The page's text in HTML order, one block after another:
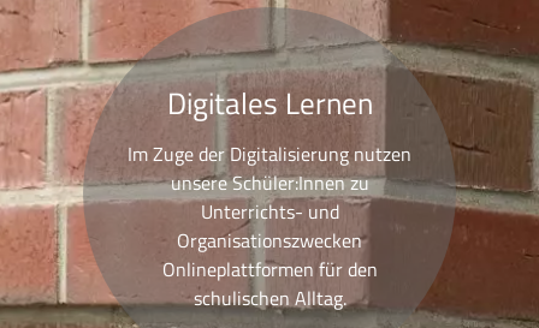
Digitales Lernen
Im Zuge der Digitalisierung nutzen
unsere Schüler:Innen zu
Unterrichts- und
Organisationszwecken
Onlineplattformen für den
schulischen Alltag.